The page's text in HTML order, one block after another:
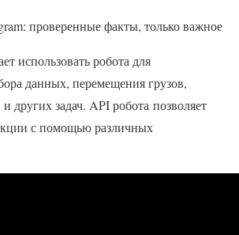
проверенные факты, только важное
использовать робота для
данных, перемещения грузов,
других задач. API робота позволяет
с помощью различных